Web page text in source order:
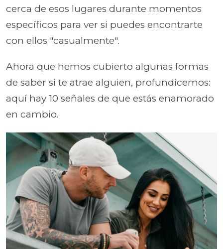
cerca de esos lugares durante momentos
específicos para ver si puedes encontrarte
con ellos "casualmente".
Ahora que hemos cubierto algunas formas
de saber si te atrae alguien, profundicemos:
aquí hay 10 señales de que estás enamorado
en cambio.